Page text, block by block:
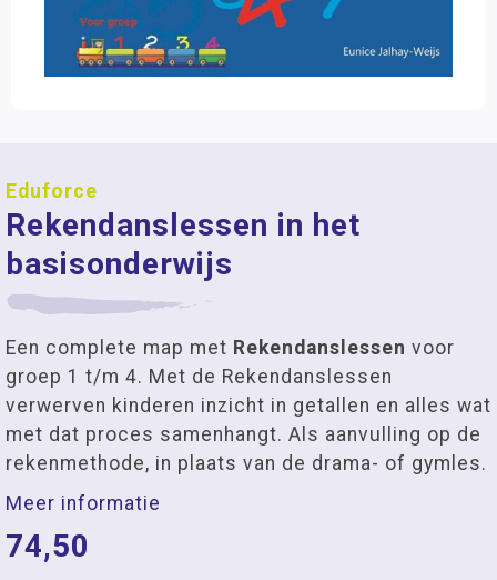
Eduforce
Rekendanslessen in het
basisonderwijs
Een complete map met Rekendanslessen voor
groep 1 t/m 4. Met de Rekendanslessen
verwerven kinderen inzicht in getallen en alles wat
met dat proces samenhangt. Als aanvulling op de
rekenmethode, in plaats van de drama- of gymles.
Meer informatie
74,50